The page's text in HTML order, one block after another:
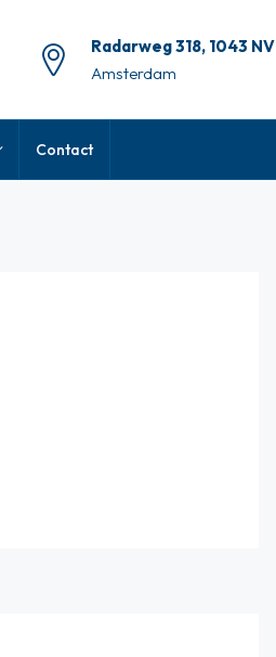
Radarweg 318, 1043 NV
Amsterdam
Contact